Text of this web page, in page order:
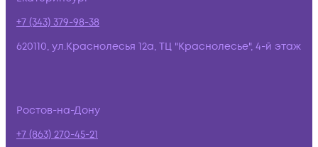
+7 (343) 379-98-38
620110, ул.Краснолесья 12а, ТЦ "Краснолесье", 4-й этаж
Ростов-на-Дону
+7 (863) 270-45-21